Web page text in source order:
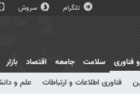
تلگرام سروش
فناوری
فناوری اطلاعات و ارتباطات علم و
سلامت جامعه اقتصاد بازار